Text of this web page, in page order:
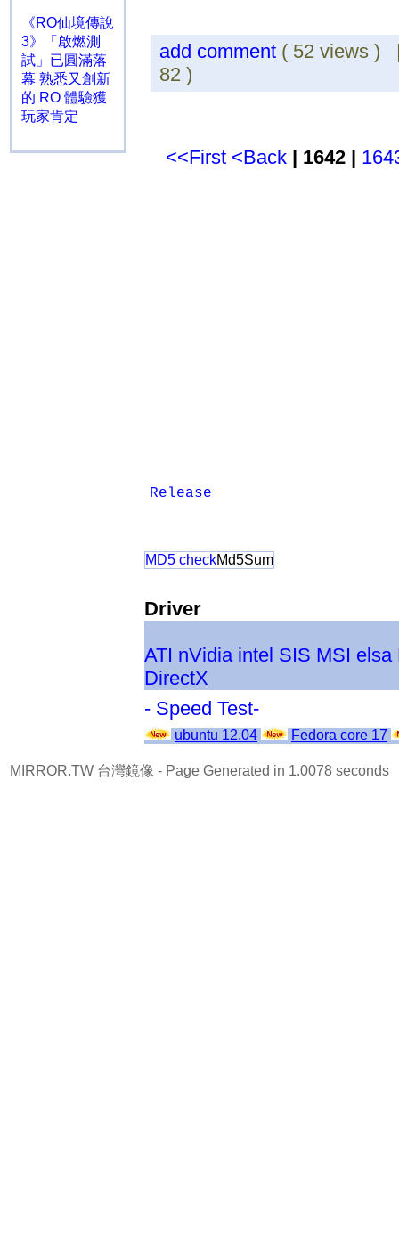
《RO仙境傳說
3》「啟燃測
試」已圓滿落
幕 熟悉又創新
的 RO 體驗獲
玩家肯定
add comment ( 52 views
82 )
<<First <Back | 1642 |
Release
MD5 checkMd5Sum
Driver
ATI nVidia intel SIS MSI elsa
DirectX
- Speed Test-
ubuntu 12.04 Fedora core 17
MIRROR.TW 台灣鏡像 - Page Generated in 1.0078 seconds